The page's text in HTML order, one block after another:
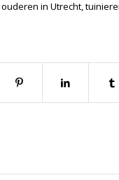
ouderen in Utrecht,